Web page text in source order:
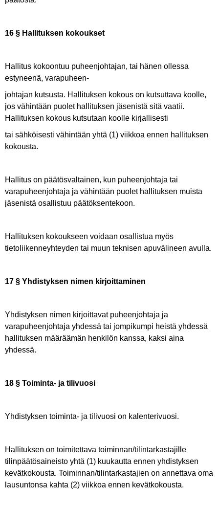
16 § Hallituksen kokoukset
Hallitus kokoontuu puheenjohtajan, tai hänen ollessa
estyneenä, varapuheen-
johtajan kutsusta. Hallituksen kokous on kutsuttava koolle,
jos vähintään puolet hallituksen jäsenistä sitä vaatii.
Hallituksen kokous kutsutaan koolle kirjallisesti
tai sähköisesti vähintään yhtä (1) viikkoa ennen hallituksen
kokousta.
Hallitus on päätösvaltainen, kun puheenjohtaja tai
varapuheenjohtaja ja vähintään puolet hallituksen muista
jäsenistä osallistuu päätöksentekoon.
Hallituksen kokoukseen voidaan osallistua myös
tietoliikenneyhteyden tai muun teknisen apuvälineen avulla.
17 § Yhdistyksen nimen kirjoittaminen
Yhdistyksen nimen kirjoittavat puheenjohtaja ja
varapuheenjohtaja yhdessä tai jompikumpi heistä yhdessä
hallituksen määräämän henkilön kanssa, kaksi aina
yhdessä.
18 § Toiminta- ja tilivuosi
Yhdistyksen toiminta- ja tilivuosi on kalenterivuosi.
Hallituksen on toimitettava toiminnan/tilintarkastajille
tilinpäätösaineisto yhtä (1) kuukautta ennen yhdistyksen
kevätkokousta. Toiminnan/tilintarkastajien on annettava oma
lausuntonsa kahta (2) viikkoa ennen kevätkokousta.